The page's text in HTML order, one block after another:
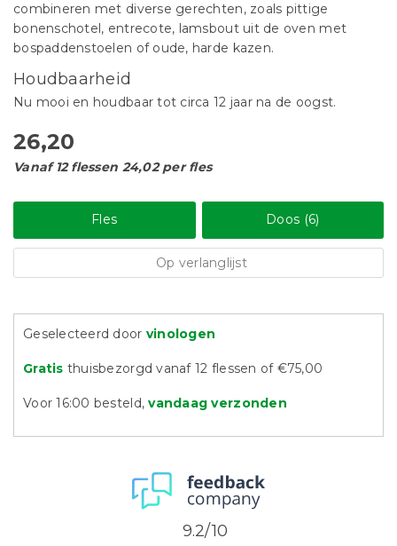
combineren met diverse gerechten, zoals pittige
bonenschotel, entrecote, lamsbout uit de oven met
bospaddenstoelen of oude, harde kazen.
Houdbaarheid
Nu mooi en houdbaar tot circa 12 jaar na de oogst.
26,20
Vanaf 12 flessen 24,02 per fles
Fles Doos (6)
Op verlanglijst
Geselecteerd door vinologen
Gratis thuisbezorgd vanaf 12 flessen of €75,00
Voor 16:00 besteld,vandaag verzonden
9.2/10